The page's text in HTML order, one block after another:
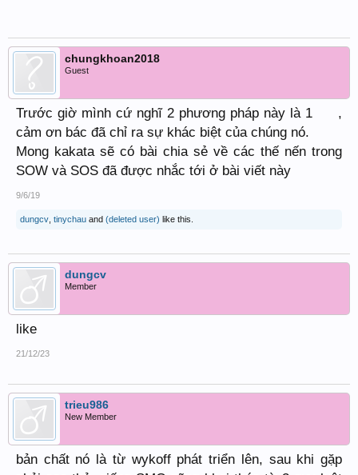
chungkhoan2018
Guest
Trước giờ mình cứ nghĩ 2 phương pháp này là 1
,
cảm ơn bác đã chỉ ra sự khác biệt của chúng nó.
Mong kakata sẽ có bài chia sẻ về các thế nến trong
SOW và SOS đã được nhắc tới ở bài viết này
9/6/19
dungcv tinychau and (deleted user) like this.
dungcv
Member
like
21/12/23
trieu986
New Member
bản chất nó là từ wykoff phát triển lên, sau khi gặp